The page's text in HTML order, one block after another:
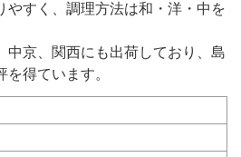
やすく、調理方法は和・洋・中を
中京、関西にも出荷しており、島
得ています。